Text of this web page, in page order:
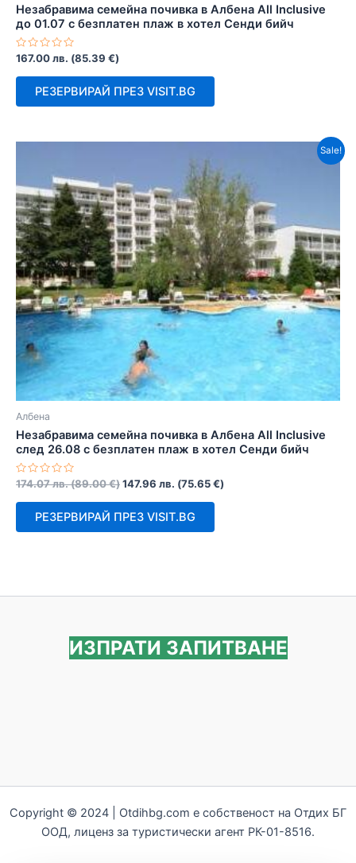
Незабравима семейна почивка в Албена All Inclusive
до 01.07 с безплатен плаж в хотел Сенди бийч
Оценено
0
167.00лв. (85.39 €)
РЕЗЕРВИРАЙ ПРЕЗ VISIT.BG
Sale!
Албена
Незабравима семейна почивка в Албена All Inclusive
след 26.08 с безплатен плаж в хотел Сенди бийч
Оценено
0
174.07лв.(89.00€)147.96 лв. (75.65€)
РЕЗЕРВИРАЙ ПРЕЗ VISIT.BG
ИЗПРАТИ ЗАПИТВАНЕ
Copyright © 2024 | Otdihbg.com e собственост на Отдих БГ
ООД, лиценз за туристически агент РК-01-8516.